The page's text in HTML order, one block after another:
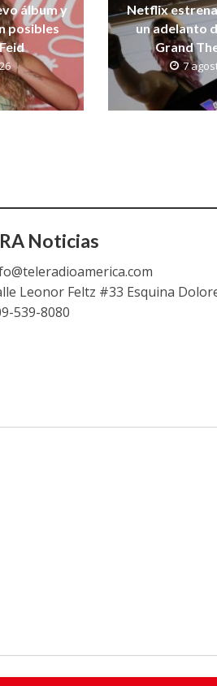
álbum y
posibles
Netflix
un adelanto
Grand
7
Noticias
Leonor Feltz #33 Esquina
539-8080